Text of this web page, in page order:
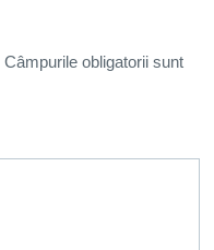
Câmpurile obligatorii sunt